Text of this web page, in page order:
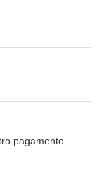
pagamento